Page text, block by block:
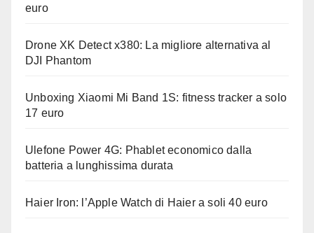
euro
Drone XK Detect x380: La migliore alternativa al
DJI Phantom
Unboxing Xiaomi Mi Band 1S: fitness tracker a solo
17 euro
Ulefone Power 4G: Phablet economico dalla
batteria a lunghissima durata
Haier Iron: l’Apple Watch di Haier a soli 40 euro